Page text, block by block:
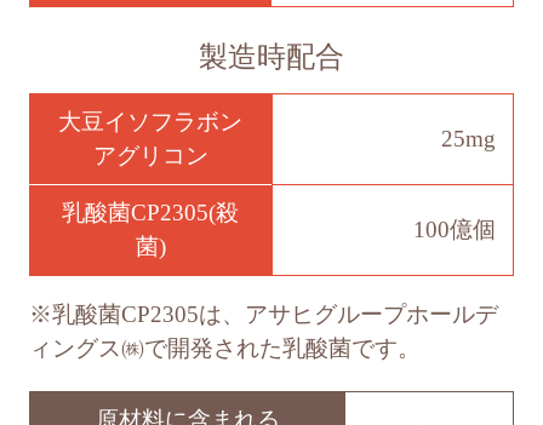
製造時配合
大豆イソフラボン
アグリコン
25mg
乳酸菌CP2305(殺
菌)
100億個
※乳酸菌CP2305は、アサヒグループホールデ
ィングス㈱で開発された乳酸菌です。
原材料に含まれる